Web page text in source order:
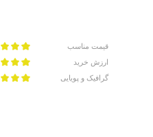
قیمت مناسب
ارزش خرید
گرافیک و پویایی